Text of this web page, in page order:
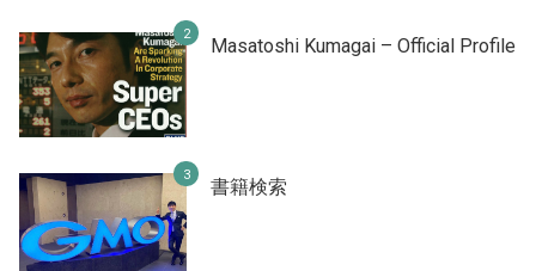
Masatoshi Kumagai – Official Profile
書籍検索